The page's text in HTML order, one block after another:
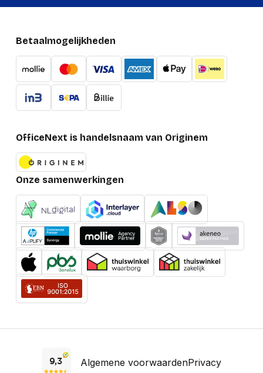
Betaalmogelijkheden
OfficeNext is handelsnaam van Originem
Onze samenwerkingen
Algemene voorwaardenPrivacy